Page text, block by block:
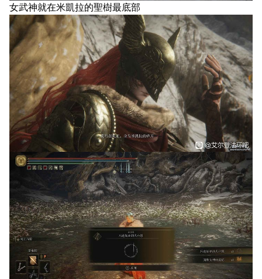
女武神就在米凱拉的聖樹最底部